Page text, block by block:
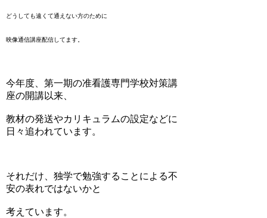
どうしても遠くて通えない方のために
映像通信講座配信してます。
今年度、第一期の准看護専門学校対策講
座の開講以来、
教材の発送やカリキュラムの設定などに
日々追われています。
それだけ、独学で勉強することによる不
安の表れではないかと
考えています。